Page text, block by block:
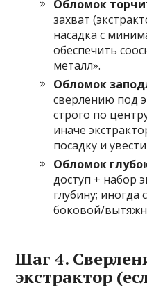
Обломок
захват
насадка с
обеспечить
металл».
Обломок
сверлению под
строго по
иначе
посадку и
Обломок
доступ + набор
глубину; иногда
боковой/
Шаг 4.
экстрактор